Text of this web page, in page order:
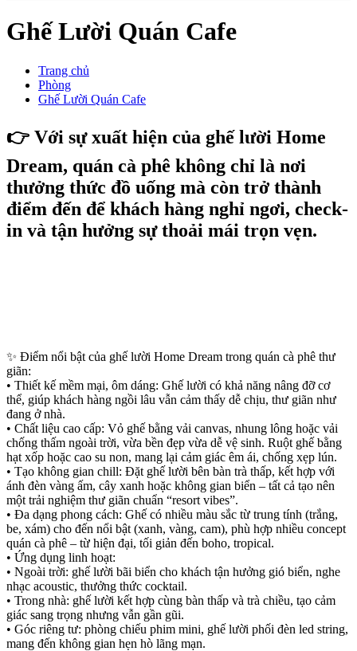
Ghế Lười Quán Cafe
Trang chủ
Phòng
Ghế Lười Quán Cafe
👉 Với sự xuất hiện của ghế lười Home
Dream, quán cà phê không chỉ là nơi
thưởng thức đồ uống mà còn trở thành
điểm đến để khách hàng nghỉ ngơi, check-
in và tận hưởng sự thoải mái trọn vẹn.
✨ Điểm nổi bật của ghế lười Home Dream trong quán cà phê thư
giãn:
• Thiết kế mềm mại, ôm dáng: Ghế lười có khả năng nâng đỡ cơ
thể, giúp khách hàng ngồi lâu vẫn cảm thấy dễ chịu, thư giãn như
đang ở nhà.
• Chất liệu cao cấp: Vỏ ghế bằng vải canvas, nhung lông hoặc vải
chống thấm ngoài trời, vừa bền đẹp vừa dễ vệ sinh. Ruột ghế bằng
hạt xốp hoặc cao su non, mang lại cảm giác êm ái, chống xẹp lún.
• Tạo không gian chill: Đặt ghế lười bên bàn trà thấp, kết hợp với
ánh đèn vàng ấm, cây xanh hoặc không gian biển – tất cả tạo nên
một trải nghiệm thư giãn chuẩn “resort vibes”.
• Đa dạng phong cách: Ghế có nhiều màu sắc từ trung tính (trắng,
be, xám) cho đến nổi bật (xanh, vàng, cam), phù hợp nhiều concept
quán cà phê – từ hiện đại, tối giản đến boho, tropical.
• Ứng dụng linh hoạt:
• Ngoài trời: ghế lười bãi biển cho khách tận hưởng gió biển, nghe
nhạc acoustic, thưởng thức cocktail.
• Trong nhà: ghế lười kết hợp cùng bàn thấp và trà chiều, tạo cảm
giác sang trọng nhưng vẫn gần gũi.
• Góc riêng tư: phòng chiếu phim mini, ghế lười phối đèn led string,
mang đến không gian hẹn hò lãng mạn.